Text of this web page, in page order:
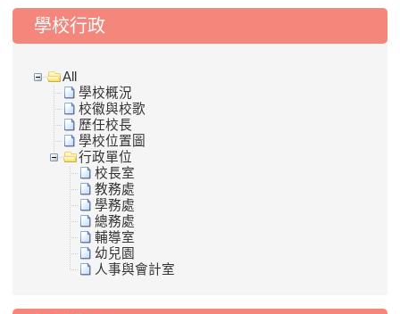
學校行政
All
學校概況
校徽與校歌
歷任校長
學校位置圖
行政單位
校長室
教務處
學務處
總務處
輔導室
幼兒園
人事與會計室